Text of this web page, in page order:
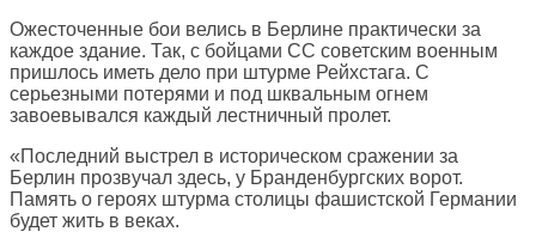
Ожесточенные бои велись в Берлине практически за
каждое здание. Так, с бойцами СС советским военным
пришлось иметь дело при штурме Рейхстага. С
серьезными потерями и под шквальным огнем
завоевывался каждый лестничный пролет.
«Последний выстрел в историческом сражении за
Берлин прозвучал здесь, у Бранденбургских ворот.
Память о героях штурма столицы фашистской Германии
будет жить в веках.